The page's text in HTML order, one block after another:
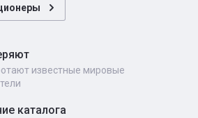
известные мировые
каталога